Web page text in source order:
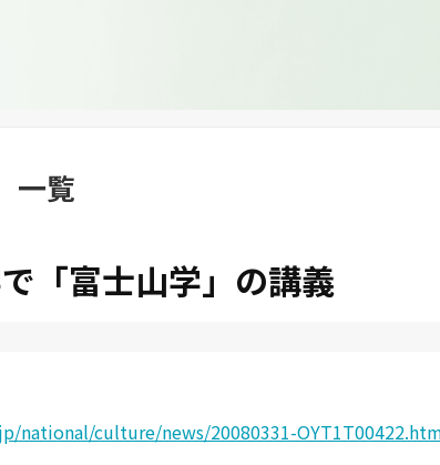
一覧
「富士山学」の講義
national/culture/news/20080331-